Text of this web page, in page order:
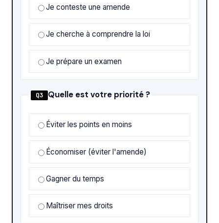
Je conteste une amende
Je cherche à comprendre la loi
Je prépare un examen
Q3 Quelle est votre priorité ?
Éviter les points en moins
Économiser (éviter l'amende)
Gagner du temps
Maîtriser mes droits